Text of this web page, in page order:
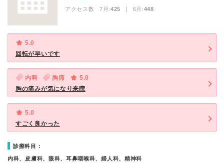
アクセス数 7月:425 | 6月:448
5.0
回転が早いです
内科 胸痛
5.0
胸の痛みが気になり来院
5.0
すごく良かった
診療科目：
内科、皮膚科、眼科、耳鼻咽喉科、婦人科、精神科